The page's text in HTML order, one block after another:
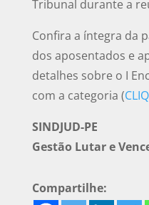
Tribunal durante a
Confira a íntegra da
dos aposentados e
detalhes sobre o I
com a categoria (
SINDJUD-PE
Gestão Lutar e
Compartilhe: